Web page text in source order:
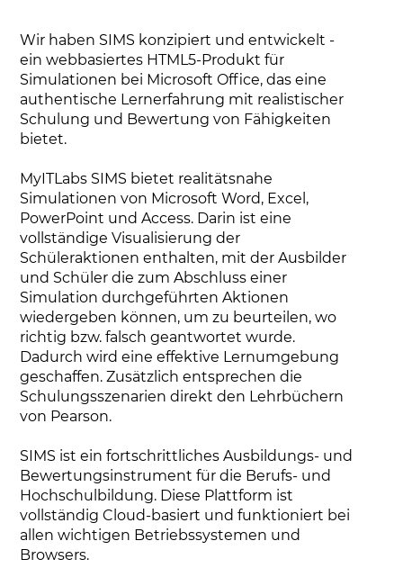
Wir haben SIMS konzipiert und entwickelt -
ein webbasiertes HTML5-Produkt für
Simulationen bei Microsoft Office, das eine
authentische Lernerfahrung mit realistischer
Schulung und Bewertung von Fähigkeiten
bietet.
MyITLabs SIMS bietet realitätsnahe
Simulationen von Microsoft Word, Excel,
PowerPoint und Access. Darin ist eine
vollständige Visualisierung der
Schüleraktionen enthalten, mit der Ausbilder
und Schüler die zum Abschluss einer
Simulation durchgeführten Aktionen
wiedergeben können, um zu beurteilen, wo
richtig bzw. falsch geantwortet wurde.
Dadurch wird eine effektive Lernumgebung
geschaffen. Zusätzlich entsprechen die
Schulungsszenarien direkt den Lehrbüchern
von Pearson.
SIMS ist ein fortschrittliches Ausbildungs- und
Bewertungsinstrument für die Berufs- und
Hochschulbildung. Diese Plattform ist
vollständig Cloud-basiert und funktioniert bei
allen wichtigen Betriebssystemen und
Browsers.